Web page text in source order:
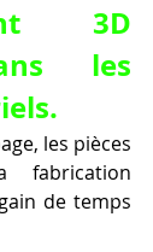
3D
les
les pièces
fabrication
de temps